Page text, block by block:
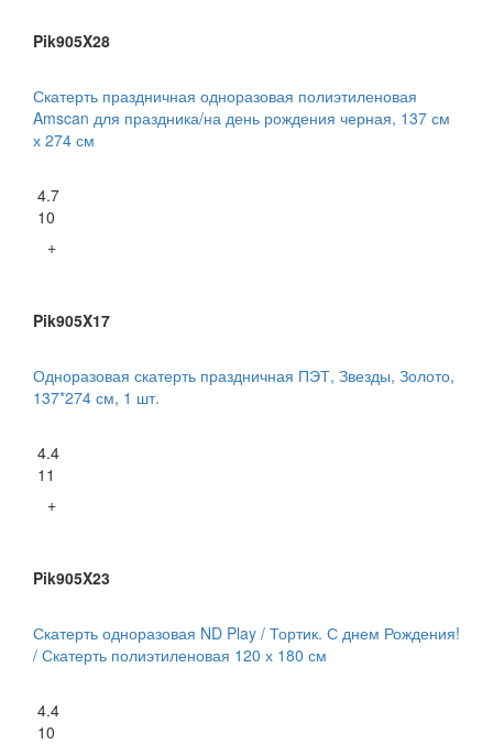
Pik905X28
Скатерть праздничная одноразовая полиэтиленовая
Amscan для праздника/на день рождения черная, 137 см
х 274 см
4.7
10
+
Pik905X17
Одноразовая скатерть праздничная ПЭТ, Звезды, Золото,
137*274 см, 1 шт.
4.4
11
+
Pik905X23
Скатерть одноразовая ND Play / Тортик. С днем Рождения!
/ Скатерть полиэтиленовая 120 х 180 см
4.4
10